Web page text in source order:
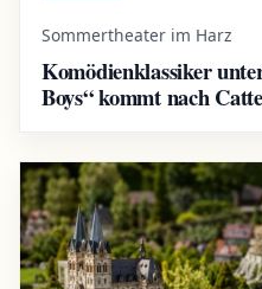
Sommertheater im Harz
Komödienklassiker
Boys“ kommt nach